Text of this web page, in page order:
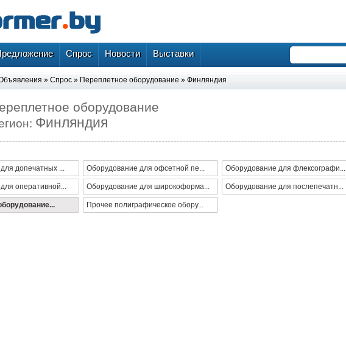
Спрос Новости Выставки
» Спрос » Переплетное оборудование » Финляндия
оборудование
Финляндия
допечатных ... Оборудование для офсетной пе... Оборудование для флексографи...
оперативной... Оборудование для широкоформа... Оборудование для послепечатн...
Прочее полиграфическое обору...